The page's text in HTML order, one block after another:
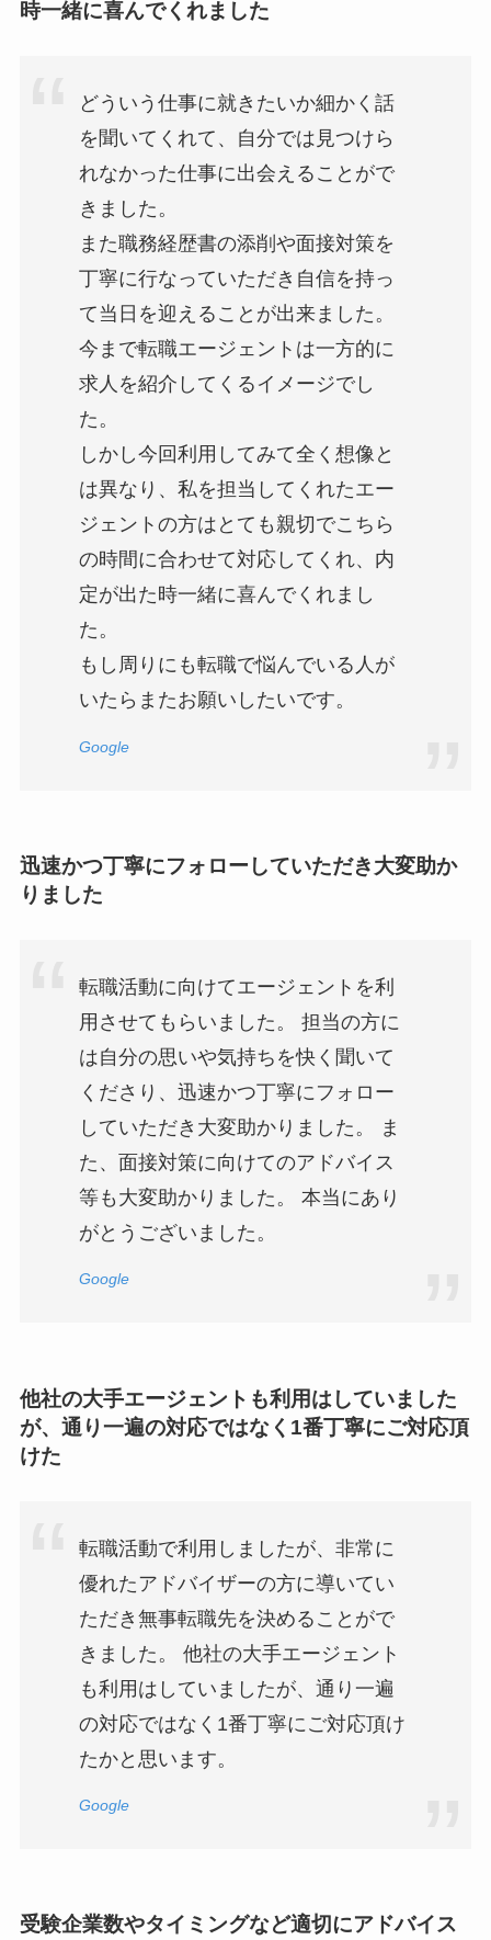
時一緒に喜んでくれました
どういう仕事に就きたいか細かく話
を聞いてくれて、自分では見つけら
れなかった仕事に出会えることがで
きました。
また職務経歴書の添削や面接対策を
丁寧に行なっていただき自信を持っ
て当日を迎えることが出来ました。
今まで転職エージェントは一方的に
求人を紹介してくるイメージでし
た。
しかし今回利用してみて全く想像と
は異なり、私を担当してくれたエー
ジェントの方はとても親切でこちら
の時間に合わせて対応してくれ、内
定が出た時一緒に喜んでくれまし
た。
もし周りにも転職で悩んでいる人が
いたらまたお願いしたいです。
Google
迅速かつ丁寧にフォローしていただき大変助か
りました
転職活動に向けてエージェントを利
用させてもらいました。 担当の方に
は自分の思いや気持ちを快く聞いて
くださり、迅速かつ丁寧にフォロー
していただき大変助かりました。 ま
た、面接対策に向けてのアドバイス
等も大変助かりました。 本当にあり
がとうございました。
Google
他社の大手エージェントも利用はしていました
が、通り一遍の対応ではなく1番丁寧にご対応頂
けた
転職活動で利用しましたが、非常に
優れたアドバイザーの方に導いてい
ただき無事転職先を決めることがで
きました。 他社の大手エージェント
も利用はしていましたが、通り一遍
の対応ではなく1番丁寧にご対応頂け
たかと思います。
Google
受験企業数やタイミングなど適切にアドバイス